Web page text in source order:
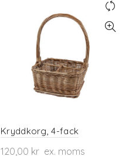
Kryddkorg, 4-fack
120,00 kr ex. moms